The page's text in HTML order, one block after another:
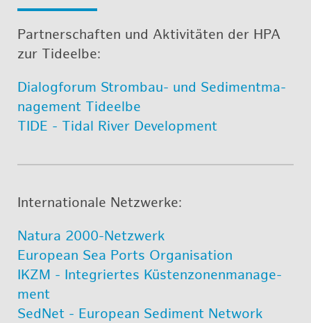
Part­ner­schaf­ten und Ak­ti­vi­tä­ten der HPA
zur Tide­el­be:
Dia­log­fo­rum Strom­bau- und Se­di­ment­ma­
nage­ment Tide­el­be
TIDE - Tidal River De­ve­lop­ment
In­ter­na­tio­na­le Netz­wer­ke:
Na­tu­ra 2000-Netz­werk
Eu­ro­pean Sea Ports Or­ga­ni­sa­ti­on
IKZM - In­te­grier­tes Küs­ten­zo­nen­ma­nage­
ment
Sed­Net - Eu­ro­pean Se­di­ment Net­work